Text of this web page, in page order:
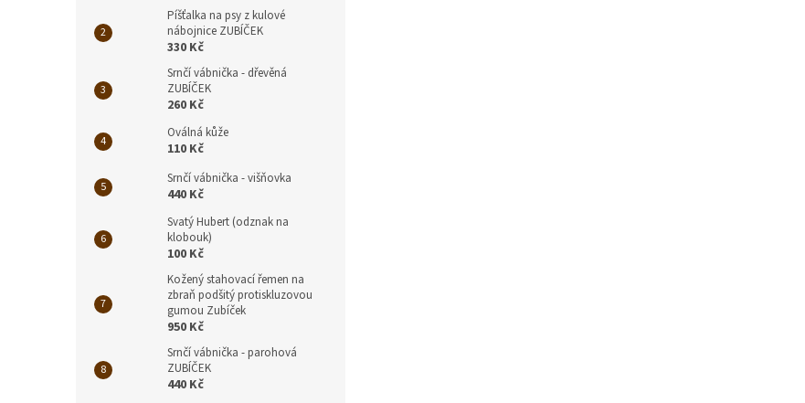
Píšťalka na psy z kulové
nábojnice ZUBÍČEK
330 Kč
Srnčí vábnička - dřevěná
ZUBÍČEK
260 Kč
Oválná kůže
110 Kč
Srnčí vábnička - višňovka
440 Kč
Svatý Hubert (odznak na
klobouk)
100 Kč
Kožený stahovací řemen na
zbraň podšitý protiskluzovou
gumou Zubíček
950 Kč
Srnčí vábnička - parohová
ZUBÍČEK
440 Kč